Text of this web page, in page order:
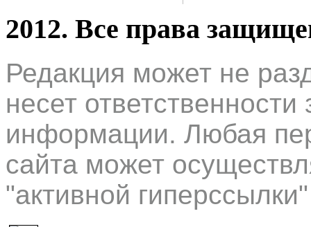
2012. Все права
Редакция может не
несет
информации. Любая
сайта может
"активной